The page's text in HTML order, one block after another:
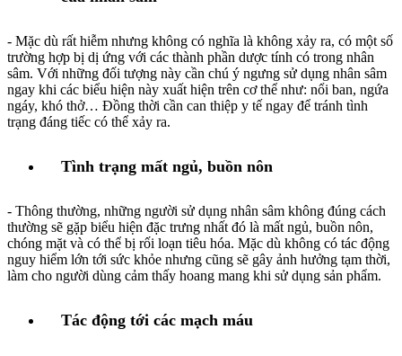
- Mặc dù rất hiễm nhưng không có nghĩa là không xảy ra, có một số
trường hợp bị dị ứng với các thành phần dược tính có trong nhân
sâm. Với những đối tượng này cần chú ý ngưng sử dụng nhân sâm
ngay khi các biểu hiện này xuất hiện trên cơ thể như: nổi ban, ngứa
ngáy, khó thở… Đồng thời cần can thiệp y tế ngay để tránh tình
trạng đáng tiếc có thể xảy ra.
Tình trạng mất ngủ, buồn nôn
- Thông thường, những người sử dụng nhân sâm không đúng cách
thường sẽ gặp biểu hiện đặc trưng nhất đó là mất ngủ, buồn nôn,
chóng mặt và có thể bị rối loạn tiêu hóa. Mặc dù không có tác động
nguy hiểm lớn tới sức khỏe nhưng cũng sẽ gây ảnh hưởng tạm thời,
làm cho người dùng cảm thấy hoang mang khi sử dụng sản phẩm.
Tác động tới các mạch máu